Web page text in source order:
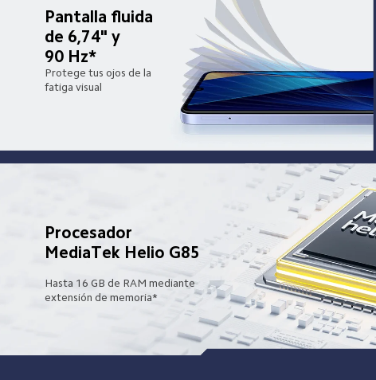
Pantalla fluida
de 6,74" y
90 Hz*
Protege tus ojos de la
fatiga visual
Procesador
MediaTek Helio G85
Hasta 16 GB de RAM mediante
extensión de memoria*